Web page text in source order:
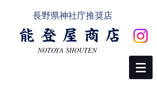
長野県神社庁推奨店
能登屋商店
NOTOYA SHOUTEN